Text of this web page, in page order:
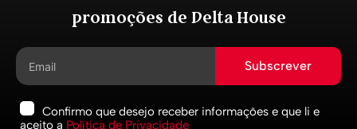
promoções de Delta House
Subscrever
Confirmo que desejo receber informações e que li e
aceito a Política de Privacidade